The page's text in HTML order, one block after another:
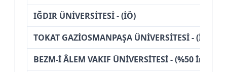
IĞDIR ÜNİVERSİTESİ - (İÖ)
TOKAT GAZİOSMANPAŞA ÜNİVERSİTESİ - (İÖ)
BEZM-İ ÂLEM VAKIF ÜNİVERSİTESİ - (%50